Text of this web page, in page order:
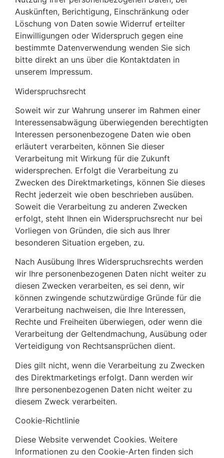
Auskünften, Berichtigung, Einschränkung oder
Löschung von Daten sowie Widerruf erteilter
Einwilligungen oder Widerspruch gegen eine
bestimmte Datenverwendung wenden Sie sich
bitte direkt an uns über die Kontaktdaten in
unserem Impressum.
Widerspruchsrecht
Soweit wir zur Wahrung unserer im Rahmen einer
Interessensabwägung überwiegenden berechtigten
Interessen personenbezogene Daten wie oben
erläutert verarbeiten, können Sie dieser
Verarbeitung mit Wirkung für die Zukunft
widersprechen. Erfolgt die Verarbeitung zu
Zwecken des Direktmarketings, können Sie dieses
Recht jederzeit wie oben beschrieben ausüben.
Soweit die Verarbeitung zu anderen Zwecken
erfolgt, steht Ihnen ein Widerspruchsrecht nur bei
Vorliegen von Gründen, die sich aus Ihrer
besonderen Situation ergeben, zu.
Nach Ausübung Ihres Widerspruchsrechts werden
wir Ihre personenbezogenen Daten nicht weiter zu
diesen Zwecken verarbeiten, es sei denn, wir
können zwingende schutzwürdige Gründe für die
Verarbeitung nachweisen, die Ihre Interessen,
Rechte und Freiheiten überwiegen, oder wenn die
Verarbeitung der Geltendmachung, Ausübung oder
Verteidigung von Rechtsansprüchen dient.
Dies gilt nicht, wenn die Verarbeitung zu Zwecken
des Direktmarketings erfolgt. Dann werden wir
Ihre personenbezogenen Daten nicht weiter zu
diesem Zweck verarbeiten.
Cookie-Richtlinie
Diese Website verwendet Cookies. Weitere
Informationen zu den Cookie-Arten finden sich